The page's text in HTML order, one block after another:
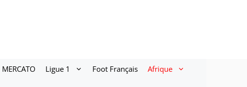
MERCATO Ligue 1 Foot Français Afrique